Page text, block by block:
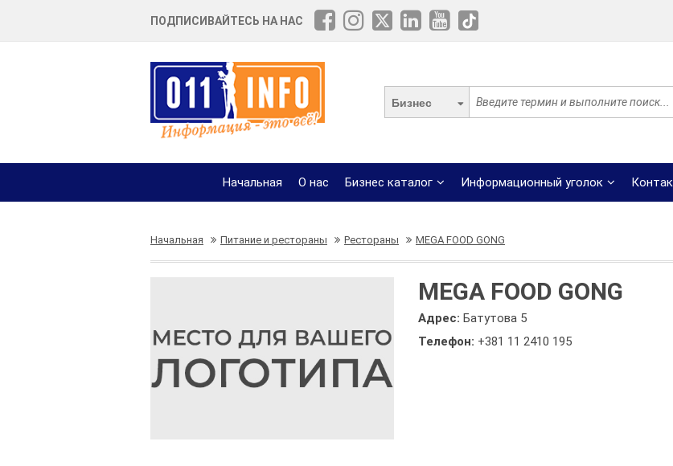
ПОДПИСИВАЙТЕСЬ НА НАС
Бизнес
Начальная О нас Бизнес каталог Информационный уголок
Начальная Питание и рестораны Рестораны MEGA FOOD GONG
MEGA FOOD GONG
Адрес:Батутова 5
Телефон: +381 11 2410 195